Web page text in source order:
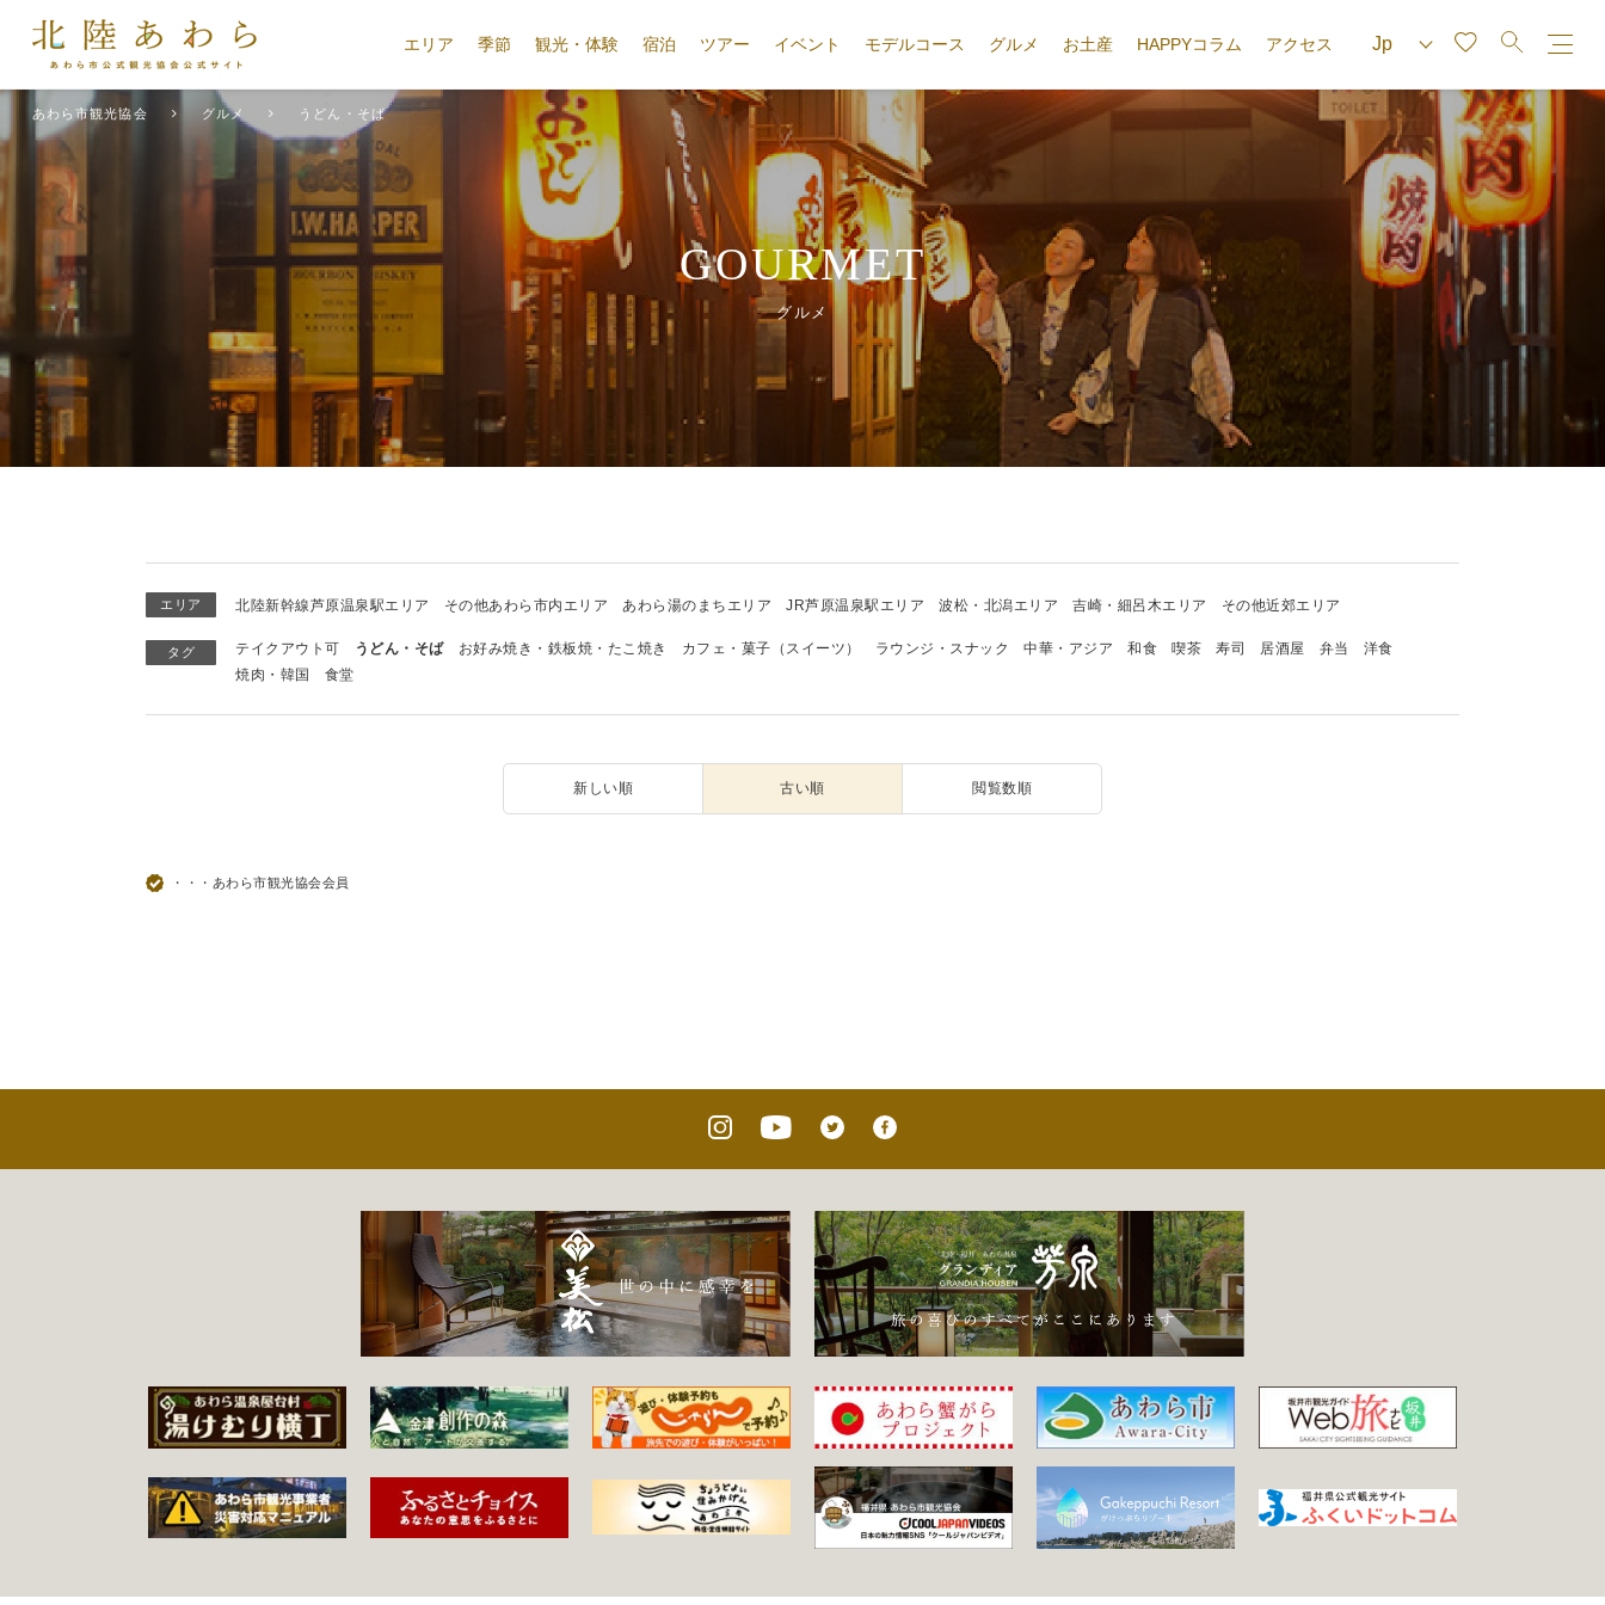
エリア 季節 観光・体験 宿泊 ツアー イベント モデルコース グルメ お土産 HAPPYコラム アクセス
あわら市観光協会 グルメ うどん・そば
GOURMET
グルメ
エリア 北陸新幹線芦原温泉駅エリア その他あわら市内エリア あわら湯のまちエリア JR芦原温泉駅エリア 波松・北潟エリア 吉崎・細呂木エリア その他近郊エリア
タグ テイクアウト可 うどん・そば お好み焼き・鉄板焼・たこ焼き カフェ・菓子（スイーツ） ラウンジ・スナック 中華・アジア 和食 喫茶 寿司 居酒屋 弁当
洋食
焼肉・韓国
食堂
新しい順 古い順 閲覧数順
・・・あわら市観光協会会員